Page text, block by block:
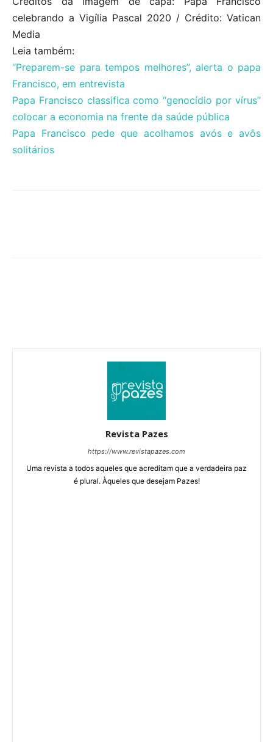
celebrando a Vigília Pascal 2020 / Crédito: Vatican
Media
Leia também:
“Preparem-se para tempos melhores”, alerta o papa
Francisco, em entrevista
Papa Francisco classifica como “genocídio por vírus”
colocar a economia na frente da saúde pública
Papa Francisco pede que acolhamos avós e avôs
solitários
Revista Pazes
https://www.revistapazes.com
Uma revista a todos aqueles que acreditam que a verdadeira paz
é plural. Àqueles que desejam Pazes!